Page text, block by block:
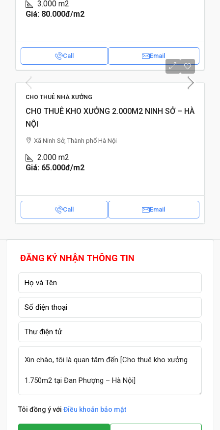
3.000 m2
Giá: 80.000đ/m2
Call Email
CHO THUÊ NHÀ XƯỞNG
CHO THUÊ KHO XƯỞNG 2.000M2 NINH SỞ – HÀ
NỘI
Xã Ninh Sở, Thành phố Hà Nội
2.000 m2
Giá: 65.000đ/m2
Call Email
ĐĂNG KÝ NHẬN THÔNG TIN
Tôi đồng ý với Điều khoản bảo mật